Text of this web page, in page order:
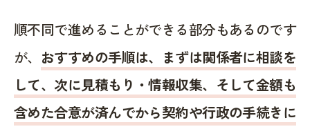
順不同で進めることができる部分もあるのです
が、 おすすめの手順は、まずは関係者に相談を
して、次に見積もり・情報収集、そして金額も
含めた合意が済んでから契約や行政の手続きに